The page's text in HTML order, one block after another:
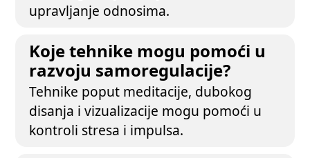
upravljanje odnosima.
Koje tehnike mogu pomoći u
razvoju samoregulacije?
Tehnike poput meditacije, dubokog
disanja i vizualizacije mogu pomoći u
kontroli stresa i impulsa.